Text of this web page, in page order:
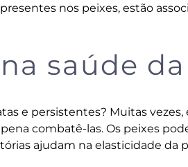
nos peixes, estão
saúde
e persistentes? Muitas
combatê-las. Os peixes
ajudam na elasticidade da